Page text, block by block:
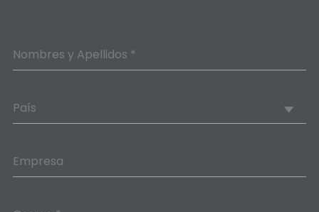
Nombres y Apellidos *
País
Empresa